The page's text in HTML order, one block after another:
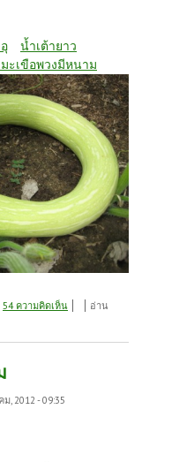
น้ำเต้ายาว
ะเขือพวงมีหนาม
ตสุดท้าย ก่อนหน้าฝนจะมา
54 ความคิดเห็น
อ่าน
, 2012 - 09:35